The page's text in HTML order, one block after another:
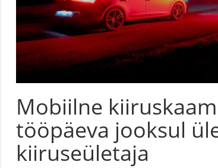
Mobiilne
tööpäeva jooksul
kiiruseületaja